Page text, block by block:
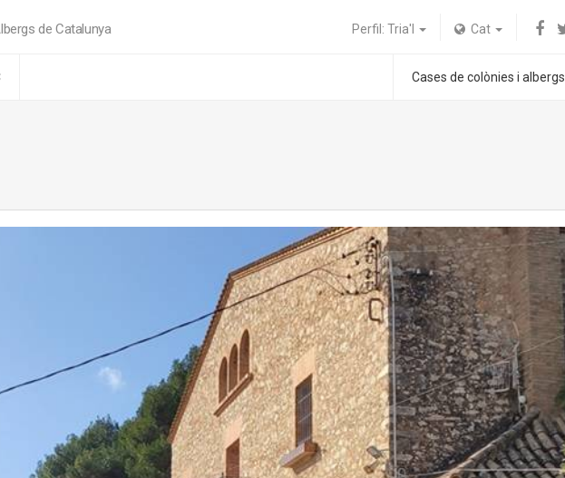
de Catalunya Cat
Perfil: Tria'l
Cases de colònies i albergs